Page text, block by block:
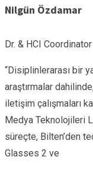
Nilgün Özdamar
Dr. & HCI Coordinator
“Disiplinlerarası bir
araştırmalar
iletişim çalışmaları
Medya Teknolojileri
süreçte, Bilten’den
Glasses 2 ve